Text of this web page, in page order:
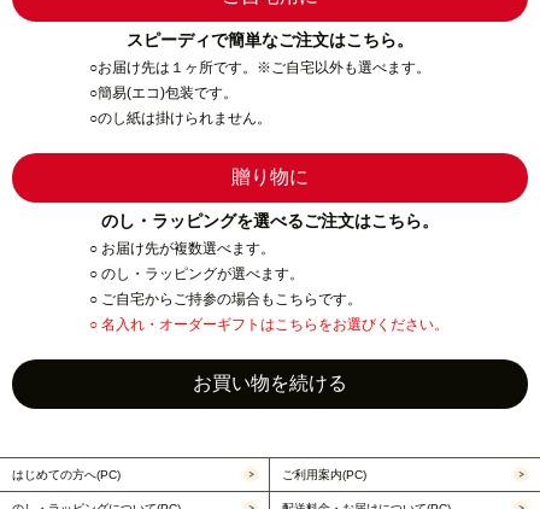
スピーディで簡単なご注文はこちら。
○お届け先は１ヶ所です。※ご自宅以外も選べます。
○簡易(エコ)包装です。
○のし紙は掛けられません。
のし・ラッピングを選べるご注文はこちら。
○ お届け先が複数選べます。
○ のし・ラッピングが選べます。
○ ご自宅からご持参の場合もこちらです。
○ 名入れ・オーダーギフトはこちらをお選びください。
はじめての方へ(PC) ご利用案内(PC)